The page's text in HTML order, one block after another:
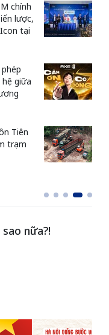
chính
lược,
tại
giữa
Tiên
trạm
nữa?!